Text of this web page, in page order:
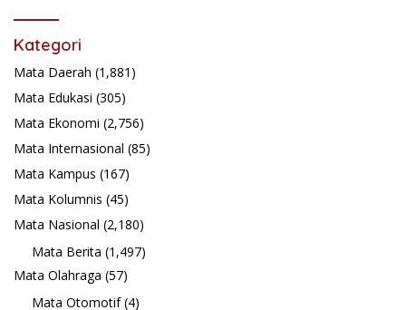
Kategori
Mata Daerah (1,881)
Mata Edukasi (305)
Mata Ekonomi (2,756)
Mata Internasional (85)
Mata Kampus (167)
Mata Kolumnis (45)
Mata Nasional (2,180)
Mata Berita (1,497)
Mata Olahraga (57)
Mata Otomotif(4)